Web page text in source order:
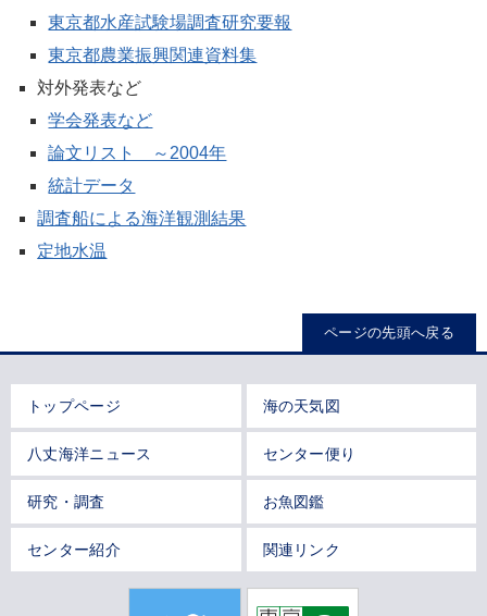
東京都水産試験場調査研究要報
東京都農業振興関連資料集
対外発表など
学会発表など
論文リスト ～2004年
統計データ
調査船による海洋観測結果
定地水温
ページの先頭へ戻る
トップページ 海の天気図
八丈海洋ニュース センター便り
研究・調査 お魚図鑑
センター紹介 関連リンク